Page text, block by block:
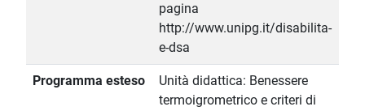
pagina
http://www.unipg.it/disabilita-
e-dsa
Programma esteso
Unità didattica: Benessere
termoigrometrico e criteri di